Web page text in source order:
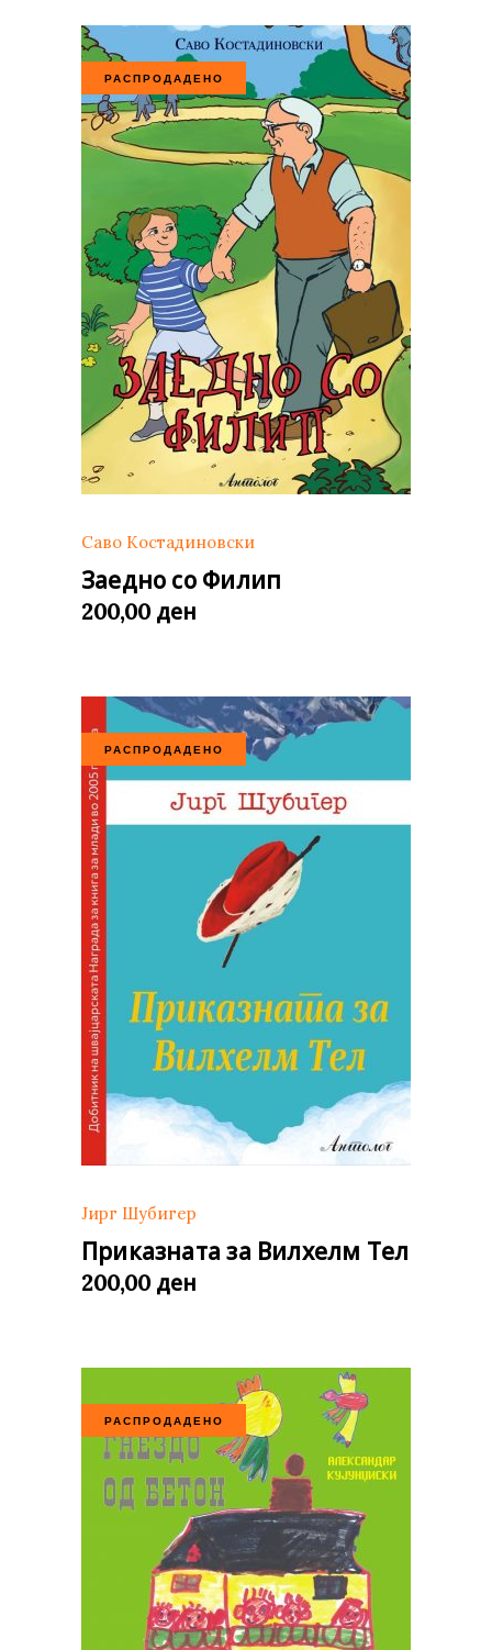
РАСПРОДАДЕНО
Саво Костадиновски
Заедно со Филип
200,00 ден
РАСПРОДАДЕНО
Јирг Шубигер
Приказната за Вилхелм Тел
200,00 ден
РАСПРОДАДЕНО